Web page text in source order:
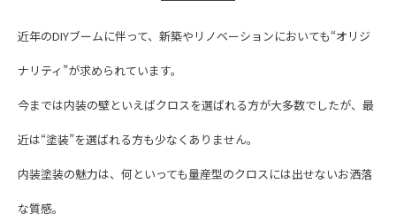
近年のDIYブームに伴って、新築やリノベーションにおいても“オリジ
ナリティ”が求められています。
今までは内装の壁といえばクロスを選ばれる方が大多数でしたが、最
近は“塗装”を選ばれる方も少なくありません。
内装塗装の魅力は、何といっても量産型のクロスには出せないお洒落
な質感。